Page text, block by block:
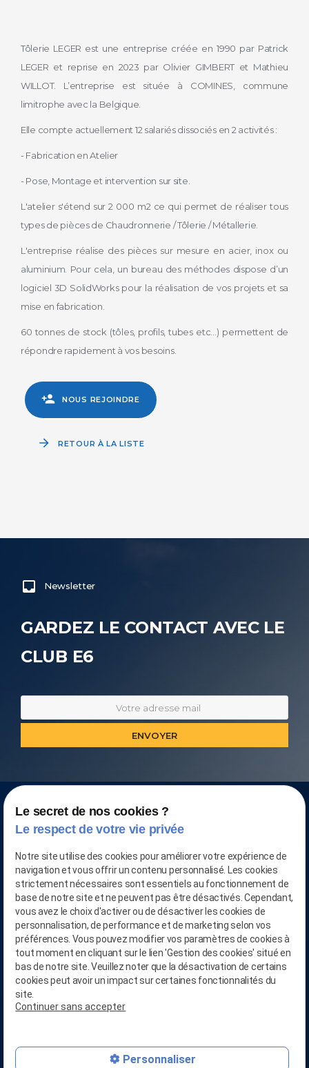
mail
Tôlerie LEGER est une entreprise créée en 1990 par Patrick
LEGER et reprise en 2023 par Olivier GIMBERT et Mathieu
WILLOT. L’entreprise est située à COMINES, commune
limitrophe avec la Belgique.
Elle compte actuellement 12 salariés dissociés en 2 activités :
- Fabrication en Atelier
- Pose, Montage et intervention sur site.
L'atelier s'étend sur 2 000 m2 ce qui permet de réaliser tous
types de pièces de Chaudronnerie / Tôlerie / Métallerie.
L'entreprise réalise des pièces sur mesure en acier, inox ou
aluminium. Pour cela, un bureau des méthodes dispose d’un
logiciel 3D SolidWorks pour la réalisation de vos projets et sa
mise en fabrication.
60 tonnes de stock (tôles, profils, tubes etc…) permettent de
répondre rapidement à vos besoins.
NOUS REJOINDRE
RETOUR À LA LISTE
Newsletter
GARDEZ LE CONTACT AVEC LE
CLUB E6
CONTACTEZ-NOUS AU
03.28.04.05.90
Le secret de nos cookies ?
Le respect de votre vie privée
Notre site utilise des cookies pour améliorer votre expérience de
navigation et vous offrir un contenu personnalisé. Les cookies
strictement nécessaires sont essentiels au fonctionnement de
base de notre site et ne peuvent pas être désactivés. Cependant,
vous avez le choix d'activer ou de désactiver les cookies de
personnalisation, de performance et de marketing selon vos
préférences. Vous pouvez modifier vos paramètres de cookies à
tout moment en cliquant sur le lien 'Gestion des cookies' situé en
bas de notre site. Veuillez noter que la désactivation de certains
cookies peut avoir un impact sur certaines fonctionnalités du
site.
Continuer sans accepter
Personnaliser